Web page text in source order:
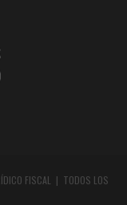
FISCAL | TODOS LOS